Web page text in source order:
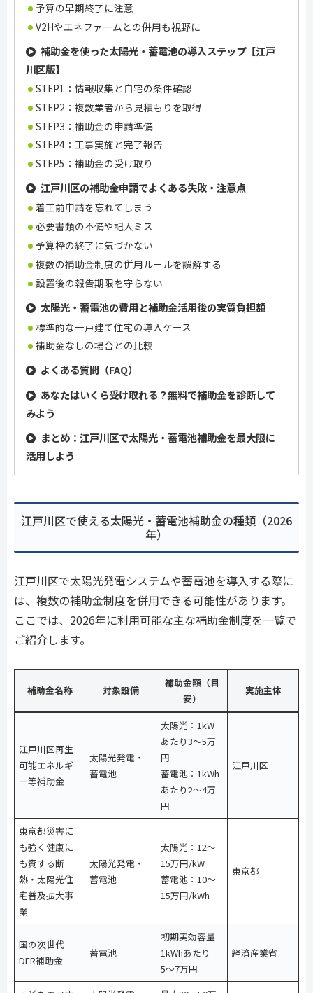
予算の早期終了に注意
V2Hやエネファームとの併用も視野に
補助金を使った太陽光・蓄電池の導入ステップ【江戸
川区版】
STEP1：情報収集と自宅の条件確認
STEP2：複数業者から見積もりを取得
STEP3：補助金の申請準備
STEP4：工事実施と完了報告
STEP5：補助金の受け取り
江戸川区の補助金申請でよくある失敗・注意点
着工前申請を忘れてしまう
必要書類の不備や記入ミス
予算枠の終了に気づかない
複数の補助金制度の併用ルールを誤解する
設置後の報告期限を守らない
太陽光・蓄電池の費用と補助金活用後の実質負担額
標準的な一戸建て住宅の導入ケース
補助金なしの場合との比較
よくある質問（FAQ）
あなたはいくら受け取れる？無料で補助金を診断して
みよう
まとめ：江戸川区で太陽光・蓄電池補助金を最大限に
活用しよう
江戸川区で使える太陽光・蓄電池補助金の種類（2026
年）
江戸川区で太陽光発電システムや蓄電池を導入する際に
は、複数の補助金制度を併用できる可能性があります。
ここでは、2026年に利用可能な主な補助金制度を一覧で
ご紹介します。
補助金名称 対象設備
補助金額（目
安）
実施主体
江戸川区再生
可能エネルギ
ー等補助金
太陽光発電・
蓄電池
太陽光：1kW
あたり3〜5万
円
蓄電池：1kWh
あたり2〜4万
円
江戸川区
東京都災害に
も強く健康に
も資する断
熱・太陽光住
宅普及拡大事
業
太陽光発電・
蓄電池
太陽光：12〜
15万円/kW
蓄電池：10〜
15万円/kWh
東京都
国の次世代
DER補助金
蓄電池
初期実効容量
1kWhあたり
5〜7万円
経済産業省